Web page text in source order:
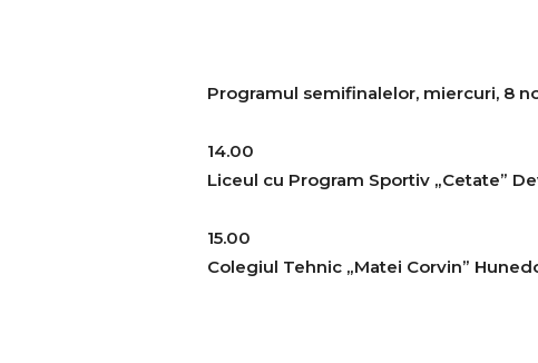
Programul semifinalelor, miercuri, 8
14.00
Liceul cu Program Sportiv „Cetate”
15.00
Colegiul Tehnic „Matei Corvin”